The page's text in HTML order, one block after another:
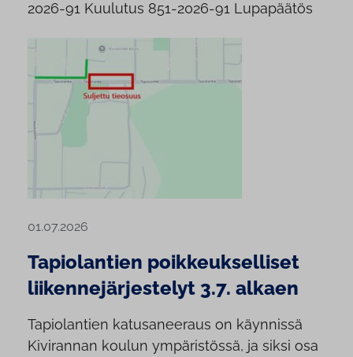
2026-91 Kuulutus 851-2026-91 Lupapäätös
01.07.2026
Tapiolantien poikkeukselliset
liikennejärjestelyt 3.7. alkaen
Tapiolantien katusaneeraus on käynnissä
Kivirannan koulun ympäristössä, ja siksi osa